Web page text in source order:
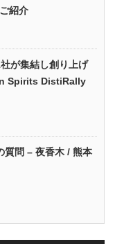
紹介
が集結し創り上げ
Spirits DistiRally
質問 – 夜香木 / 熊本